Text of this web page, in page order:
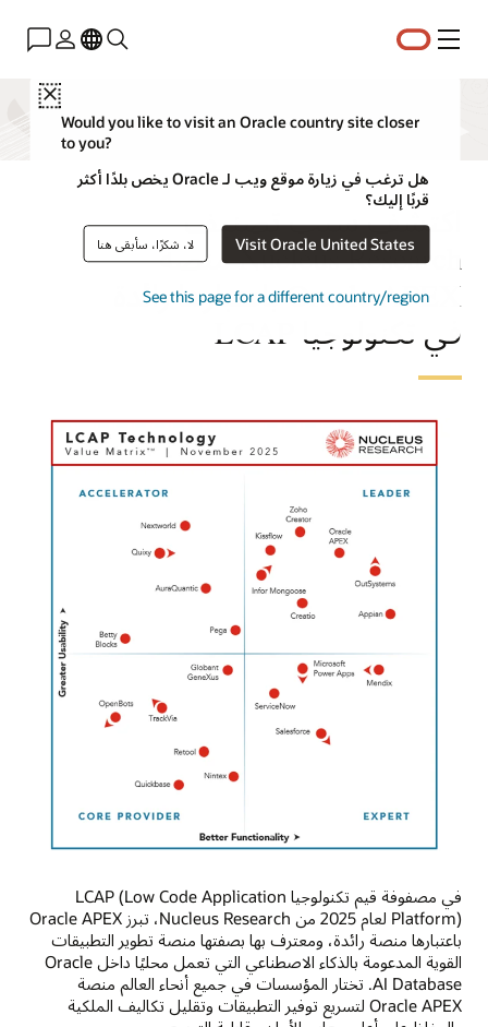
القائمة
Close
Would you like to visit an Oracle country site closer
to you?
هل ترغب في زيارة موقع ويب لـ Oracle يخص بلدًا أكثر
قربًا إليك؟
Visit Oracle United States لا، شكرًا، سأبقى هنا
See this page for a different country/region
اكتشف سبب تصنيف
Nucleus Research منصة
Oracle APEX باعتبارها رائدة
في تكنولوجيا LCAP
في مصفوفة قيم تكنولوجيا LCAP (Low Code Application
Platform) لعام 2025 من Nucleus Research، تبرز Oracle APEX
باعتبارها منصة رائدة، ومعترف بها بصفتها منصة تطوير التطبيقات
القوية المدعومة بالذكاء الاصطناعي التي تعمل محليًا داخل Oracle
AI Database. تختار المؤسسات في جميع أنحاء العالم منصة
Oracle APEX لتسريع توفير التطبيقات وتقليل تكاليف الملكية